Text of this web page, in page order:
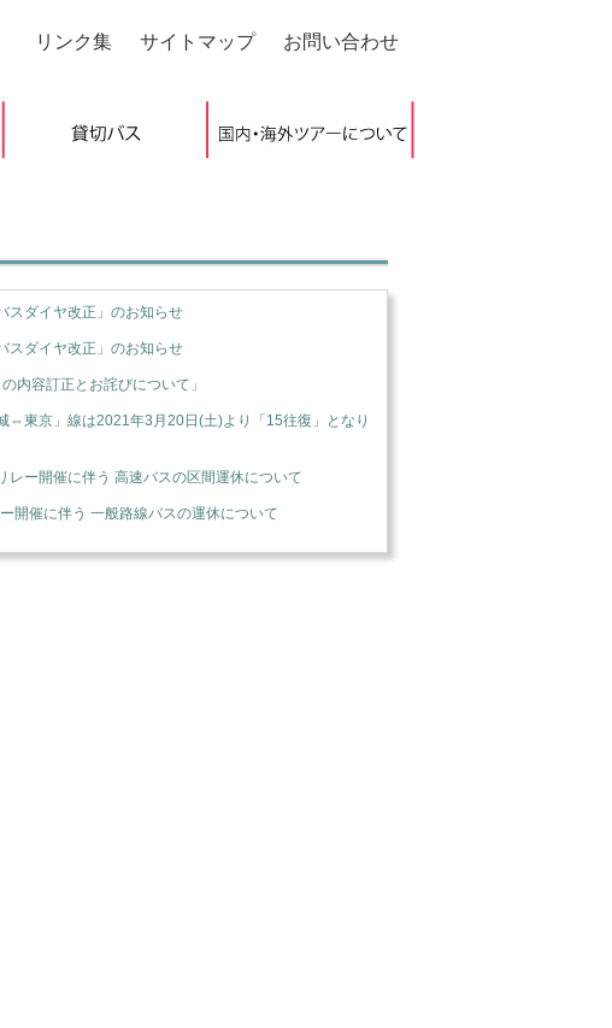
リンク集 サイトマップ お問い合わせ
スダイヤ改正」のお知らせ
スダイヤ改正」のお知らせ
内容訂正とお詫びについて」
⇔東京」線は2021年3月20日(土)より「15往復」となり
レー開催に伴う 高速バスの区間運休について
開催に伴う 一般路線バスの運休について